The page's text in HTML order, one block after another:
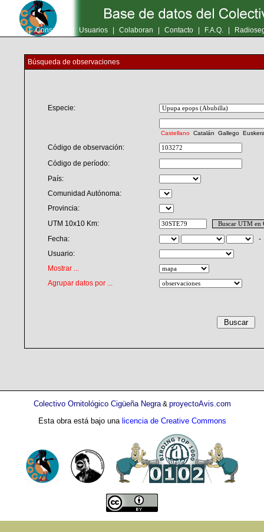
Inicio | Consultas Usuarios Colaboran Contacto F.A.Q.
Búsqueda de observaciones
Especie:
Castellano Catalán Gallego
Código de observación:
Código de período:
País:
Comunidad Autónoma:
Provincia:
UTM 10x10 Km:
Fecha:
Usuario:
Mostrar ...
Agrupar datos por ...
Colectivo Ornitológico Cigüeña Negra& proyectoAvis.com
Esta obra está bajo una licencia de Creative Commons